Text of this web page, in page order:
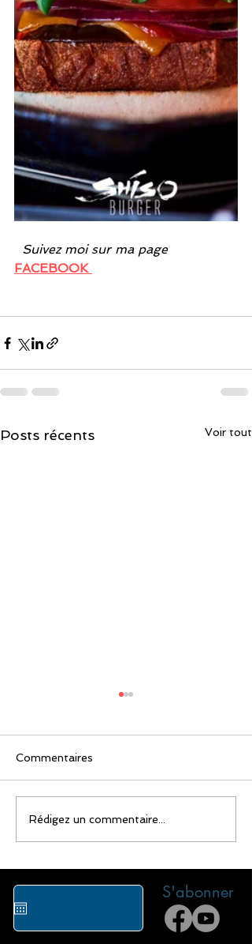
Suivez moi sur ma page
FACEBOOK
Posts récents Voir tout
Restaurant "Les
Balançoires"
Commentaires
Rédigez un commentaire...
S'abonner